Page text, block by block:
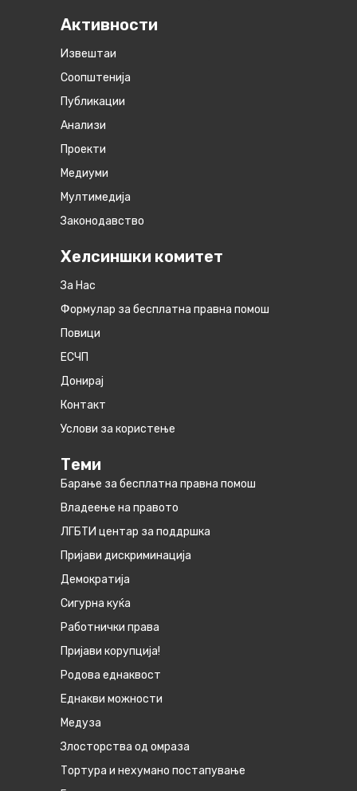
Активности
Извештаи
Соопштенија
Публикации
Анализи
Проекти
Медиуми
Мултимедија
Законодавство
Хелсиншки комитет
За Нас
Формулар за бесплатна правна помош
Повици
ЕСЧП
Донирај
Контакт
Услови за користење
Теми
Барање за бесплатна правна помош
Владеење на правото
ЛГБТИ центар за поддршка
Пријави дискриминација
Демократија
Сигурна куќа
Работнички права
Пријави корупција!
Родова еднаквост
Eднакви можности
Медуза
Злосторства од омраза
Тортура и нехумано постапување